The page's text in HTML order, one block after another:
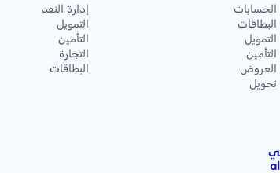
الحسابات
البطاقات
التمويل
التأمين
العروض
تحويل
إدارة النقد
التمويل
التأمين
التجارة
البطاقات